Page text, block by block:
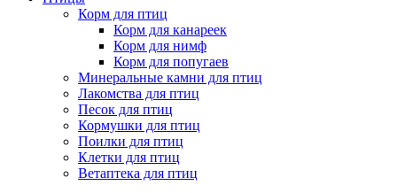
Корм для птиц
Корм для канареек
Корм для нимф
Корм для попугаев
Минеральные камни для птиц
Лакомства для птиц
Песок для птиц
Кормушки для птиц
Поилки для птиц
Клетки для птиц
Ветаптека для птиц